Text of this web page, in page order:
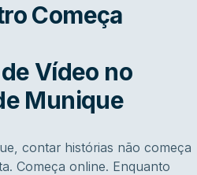
Começa
Vídeo no
Munique
contar histórias não começa
Começa online. Enquanto